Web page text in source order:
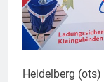
Heidelberg (ots)